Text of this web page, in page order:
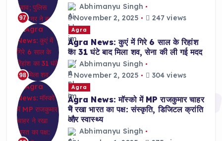
97
Abhimanyu Singh
November 2, 2025
247 views
98
Agra
Agra News: कुएं में गिरे 6 साल के रिहांश
का 31 घंटे बाद मिला शव, सेना की ली गई मदद
Abhimanyu Singh
November 2, 2025
304 views
Agra
Agra News: मॉस्को में MP राजकुमार चाहर
ने रखा भारत का पक्ष: संस्कृति, डिजिटल क्रांति
और स्वास्थ्य
Abhimanyu Singh